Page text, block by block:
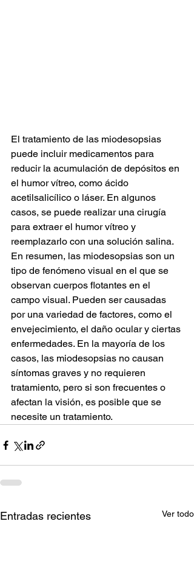
El tratamiento de las miodesopsias
puede incluir medicamentos para
reducir la acumulación de depósitos en
el humor vítreo, como ácido
acetilsalicílico o láser. En algunos
casos, se puede realizar una cirugía
para extraer el humor vítreo y
reemplazarlo con una solución salina.
En resumen, las miodesopsias son un
tipo de fenómeno visual en el que se
observan cuerpos flotantes en el
campo visual. Pueden ser causadas
por una variedad de factores, como el
envejecimiento, el daño ocular y ciertas
enfermedades. En la mayoría de los
casos, las miodesopsias no causan
síntomas graves y no requieren
tratamiento, pero si son frecuentes o
afectan la visión, es posible que se
necesite un tratamiento.
Entradas recientes Ver todo